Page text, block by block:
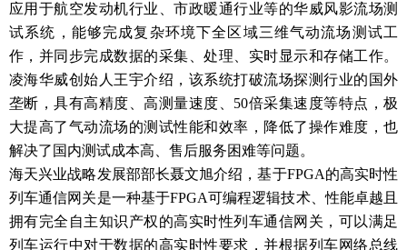
应用于航空发动机行业、市政暖通行业等的华威风影流场测
试系统，能够完成复杂环境下全区域三维气动流场测试工
作，并同步完成数据的采集、处理、实时显示和存储工作。
凌海华威创始人王宇介绍，该系统打破流场探测行业的国外
垄断，具有高精度、高测量速度、50倍采集速度等特点，极
大提高了气动流场的测试性能和效率，降低了操作难度，也
解决了国内测试成本高、售后服务困难等问题。
海天兴业战略发展部部长聂文旭介绍，基于FPGA的高实时性
列车通信网关是一种基于FPGA可编程逻辑技术、性能卓越且
拥有完全自主知识产权的高实时性列车通信网关，可以满足
列车运行中对于数据的高实时性要求，并根据列车网络总线